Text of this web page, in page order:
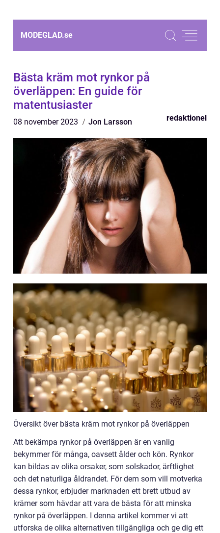
MODEGLAD.se
Bästa kräm mot rynkor på
överläppen: En guide för
matentusiaster
08 november 2023 Jon Larsson redaktionel
Översikt över bästa kräm mot rynkor på överläppen
Att bekämpa rynkor på överläppen är en vanlig
bekymmer för många, oavsett ålder och kön. Rynkor
kan bildas av olika orsaker, som solskador, ärftlighet
och det naturliga åldrandet. För dem som vill motverka
dessa rynkor, erbjuder marknaden ett brett utbud av
krämer som hävdar att vara de bästa för att minska
rynkor på överläppen. I denna artikel kommer vi att
utforska de olika alternativen tillgängliga och ge dig ett